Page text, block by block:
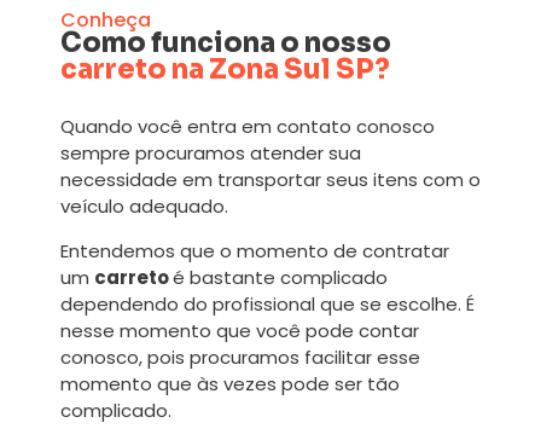
Conheça
Como funciona o nosso
carreto na Zona Sul SP?
Quando você entra em contato conosco
sempre procuramos atender sua
necessidade em transportar seus itens com o
veículo adequado.
Entendemos que o momento de contratar
um carretoé bastante complicado
dependendo do profissional que se escolhe. É
nesse momento que você pode contar
conosco, pois procuramos facilitar esse
momento que às vezes pode ser tão
complicado.